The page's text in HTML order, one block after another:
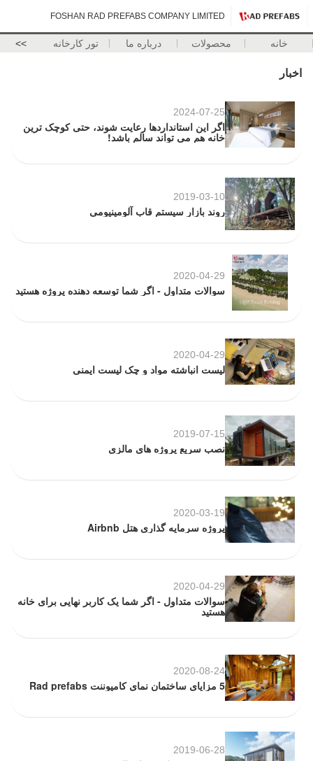
FOSHAN RAD PREFABS COMPANY LIMITED
خانه محصولات درباره ما تور کارخانه >>
اخبار
2024-07-25
اگر این استانداردها رعایت شوند، حتی کوچک ترین
خانه هم می تواند سالم باشد!
2019-03-10
روند بازار سیستم قاب آلومینیومی
2020-04-29
سوالات متداول - اگر شما توسعه دهنده پروژه هستید
2020-04-29
لیست انباشته مواد و چک لیست ایمنی
2019-07-15
نصب سریع پروژه های مالزی
2020-03-19
پروژه سرمایه گذاری هتل Airbnb
2020-04-29
سوالات متداول - اگر شما یک کاربر نهایی برای خانه
هستید
2020-08-24
5 مزایای ساختمان نمای کامپوننت Rad prefabs
2019-06-28